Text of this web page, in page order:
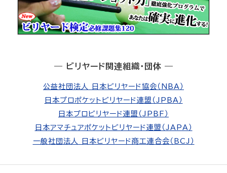
― ビリヤード関連組織・団体 ―
公益社団法人 日本ビリヤード協会（NBA）
日本プロポケットビリヤード連盟（JPBA）
日本プロビリヤード連盟（JPBF）
日本アマチュアポケットビリヤード連盟（JAPA）
一般社団法人 日本ビリヤード商工連合会（BCJ）